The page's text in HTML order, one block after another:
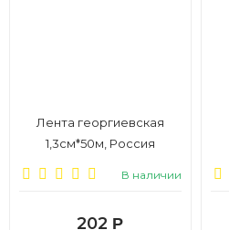
Лента георгиевская
1,3см*50м, Россия
В наличии
202 Р